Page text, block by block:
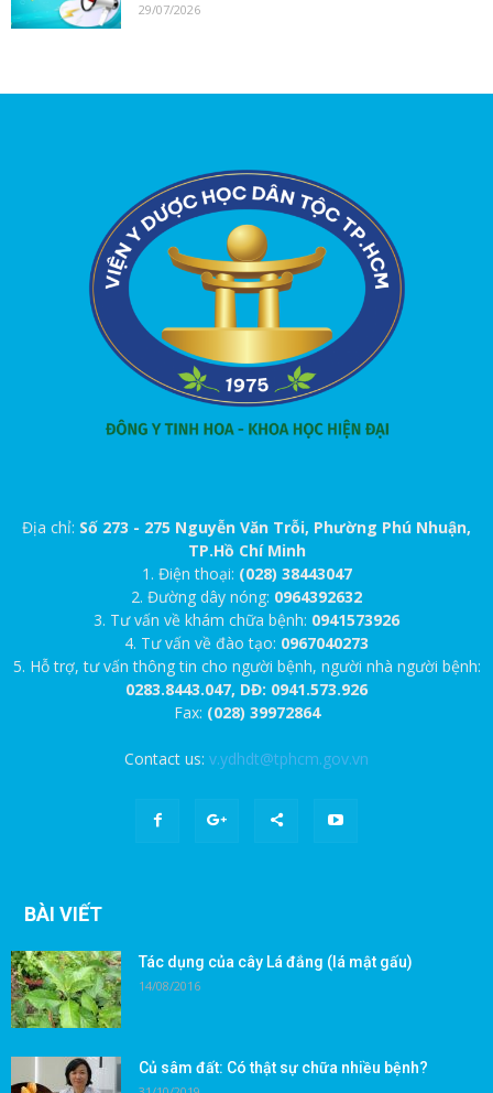
29/07/2026
Địa chỉ: Số 273 - 275 Nguyễn Văn Trỗi, Phường Phú Nhuận,
TP.Hồ Chí Minh
1. Điện thoại: (028) 38443047
2. Đường dây nóng: 0964392632
3. Tư vấn về khám chữa bệnh: 0941573926
4. Tư vấn về đào tạo: 0967040273
5. Hỗ trợ, tư vấn thông tin cho người bệnh, người nhà người bệnh:
0283.8443.047, DĐ: 0941.573.926
Fax: (028) 39972864
Contact us: v.ydhdt@tphcm.gov.vn
BÀI VIẾT
Tác dụng của cây Lá đắng (lá mật gấu)
14/08/2016
Củ sâm đất: Có thật sự chữa nhiều bệnh?